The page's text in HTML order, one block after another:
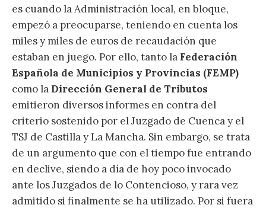
es cuando la Administración local, en bloque,
empezó a preocuparse, teniendo en cuenta los
miles y miles de euros de recaudación que
estaban en juego. Por ello, tanto la Federación
Española de Municipios y Provincias (FEMP)
como la Dirección General de Tributos
emitieron diversos informes en contra del
criterio sostenido por el Juzgado de Cuenca y el
TSJ de Castilla y La Mancha. Sin embargo, se trata
de un argumento que con el tiempo fue entrando
en declive, siendo a día de hoy poco invocado
ante los Juzgados de lo Contencioso, y rara vez
admitido si finalmente se ha utilizado. Por si fuera